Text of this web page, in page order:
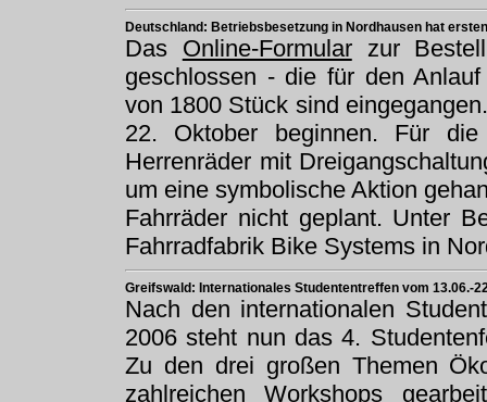
Deutschland: Betriebsbesetzung in Nordhausen hat
Das Online-Formularzur
geschlossen - die für den
von 1800 Stück sind
22. Oktober beginnen. Für
Herrenräder mit
um eine symbolische Aktion
Fahrräder nicht geplant. Unter
Fahrradfabrik Bike Systems in
Greifswald: Internationales Studententreffen vom 13.06.-
Nach den internationalen
2006 steht nun das 4.
Zu den drei großen Themen
zahlreichen Workshops